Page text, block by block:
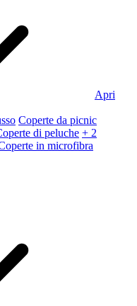
Apri
Coperte da picnic
di peluche + 2
in microfibra